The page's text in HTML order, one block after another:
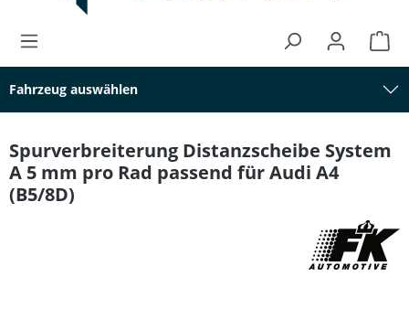
Fahrzeug auswählen
Spurverbreiterung Distanzscheibe System
A 5 mm pro Rad passend für Audi A4
(B5/8D)